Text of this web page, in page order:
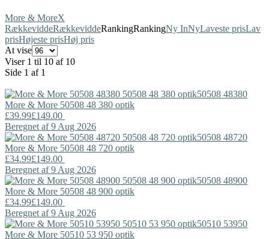
More & MoreX
RækkeviddeRækkeviddeRankingRankingNy InNyLaveste prisLav
prisHøjeste prisHøj pris
At vise
Viser 1 til 10 af 10
Side 1 af 1
50508 48380
More & More 50508 48 380 optik
£39.99£149.00
Beregnet af 9 Aug 2026
50508 48720
More & More 50508 48 720 optik
£34.99£149.00
Beregnet af 9 Aug 2026
50508 48900
More & More 50508 48 900 optik
£34.99£149.00
Beregnet af 9 Aug 2026
50510 53950
More & More 50510 53 950 optik